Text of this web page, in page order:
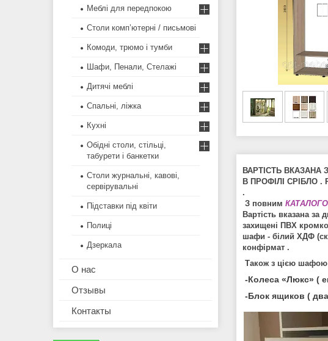
ВАРТІСТЬ
В ПРОФІЛІ СРІБЛО .
.
З повним
Вартість вказана
захищені ПВХ
шафи - білий ХДФ
конфірмат .
Також з цією
-Колеса «Люкс» (
-Блок ящиков (
Меблi для передпокою
Столи комп’ютерні / письмові
Комоди, трюмо і тумби
Шафи, Пенали, Стелажі
Дитячі меблі
Спальні, ліжка
Кухні
Обідні столи, стільці,
табурети і банкетки
Столи журнальні, кавові,
сервірувальні
Підставки під квіти
Полиці
Дзеркала
О нас
Отзывы
Контакты